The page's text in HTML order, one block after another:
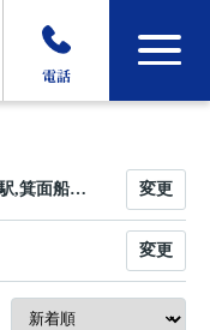
電話
江坂駅,緑地公園駅,桃山台駅,千里中央駅,箕面船場阪大前駅,箕面萱野駅 変更
変更